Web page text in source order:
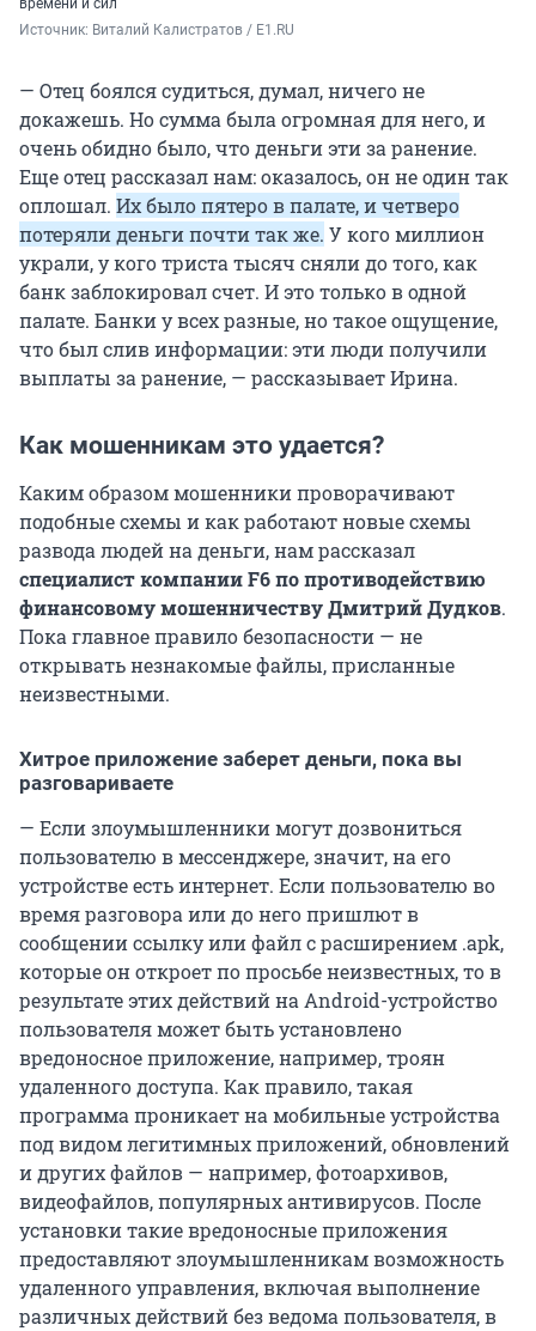
времени и сил
Источник: Виталий Калистратов / E1.RU
— Отец боялся судиться, думал, ничего не
докажешь. Но сумма была огромная для него, и
очень обидно было, что деньги эти за ранение.
Еще отец рассказал нам: оказалось, он не один так
оплошал. Их было пятеро в палате, и четверо
потеряли деньги почти так же. У кого миллион
украли, у кого триста тысяч сняли до того, как
банк заблокировал счет. И это только в одной
палате. Банки у всех разные, но такое ощущение,
что был слив информации: эти люди получили
выплаты за ранение, — рассказывает Ирина.
Как мошенникам это удается?
Каким образом мошенники проворачивают
подобные схемы и как работают новые схемы
развода людей на деньги, нам рассказал
специалист компании F6 по противодействию
финансовому мошенничеству Дмитрий Дудков.
Пока главное правило безопасности — не
открывать незнакомые файлы, присланные
неизвестными.
Хитрое приложение заберет деньги, пока вы
разговариваете
— Если злоумышленники могут дозвониться
пользователю в мессенджере, значит, на его
устройстве есть интернет. Если пользователю во
время разговора или до него пришлют в
сообщении ссылку или файл с расширением .apk,
которые он откроет по просьбе неизвестных, то в
результате этих действий на Android-устройство
пользователя может быть установлено
вредоносное приложение, например, троян
удаленного доступа. Как правило, такая
программа проникает на мобильные устройства
под видом легитимных приложений, обновлений
и других файлов — например, фотоархивов,
видеофайлов, популярных антивирусов. После
установки такие вредоносные приложения
предоставляют злоумышленникам возможность
удаленного управления, включая выполнение
различных действий без ведома пользователя, в